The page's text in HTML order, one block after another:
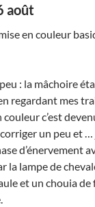
août
en couleur
: la mâchoire
regardant mes
couleur c’est
corriger un peu et
d’énervement
la lampe de
et un chouia de